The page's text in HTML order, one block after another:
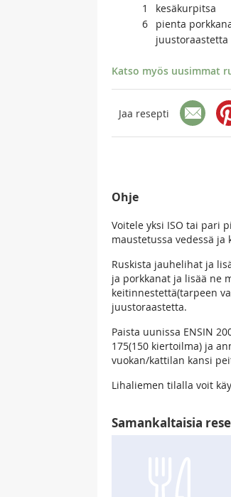
1
kesäkurpitsa
6
pienta
juustoraastetta
Katso myös uusimmat
Jaa resepti
Ohje
Voitele yksi ISO tai pari
maustetussa vedessä ja
Ruskista jauhelihat ja
ja porkkanat ja lisää ne
keitinnestettä(tarpeen
juustoraastetta.
Paista uunissa ENSIN
175(150 kiertoilma) ja
vuokan/kattilan kansi
Lihaliemen tilalla voit
Samankaltaisia